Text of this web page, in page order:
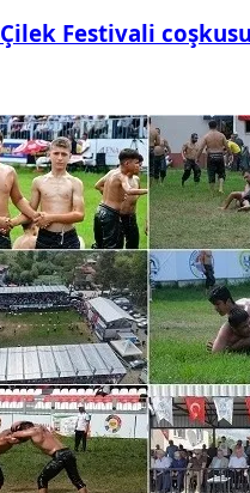
Festivali